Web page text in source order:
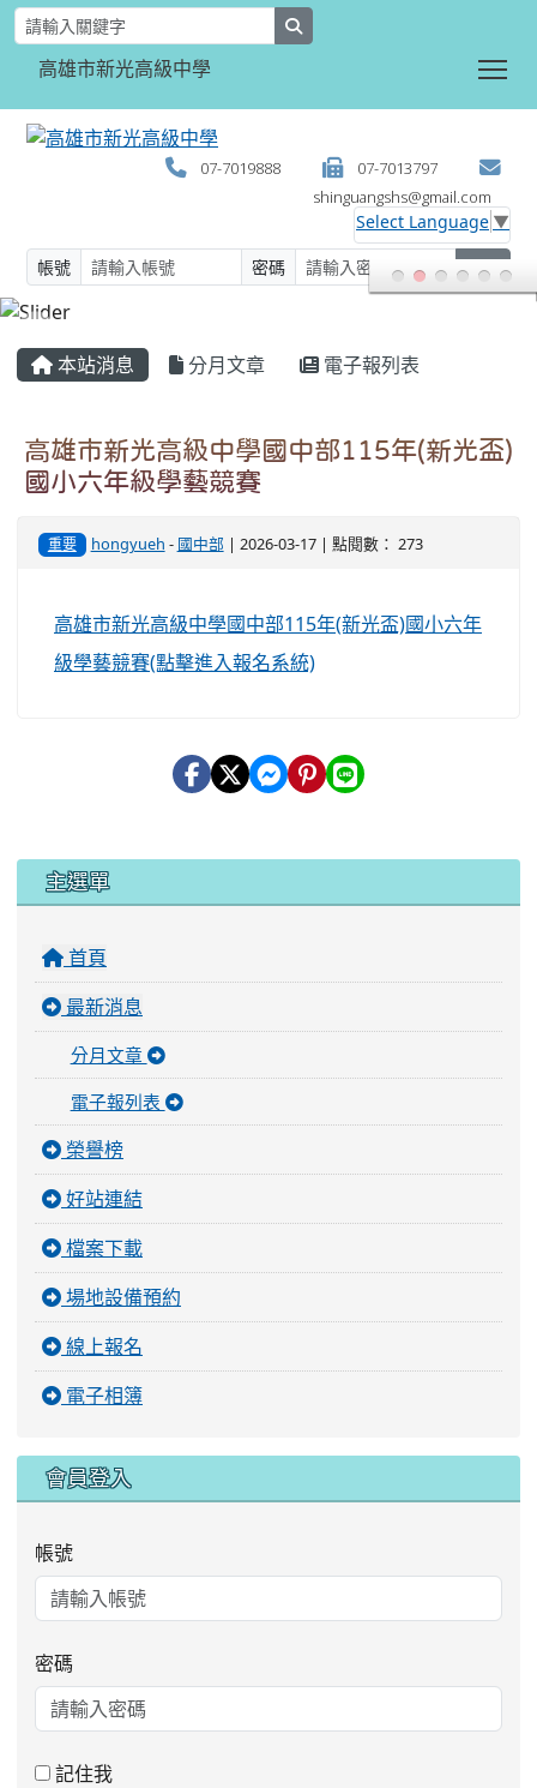
高雄市新光高級中學
07-7019888
07-7013797
shinguangshs@gmail.com
Select Language ▼
帳號
密碼 登入
本站消息 分月文章 電子報列表
高雄市新光高級中學國中部115年(新光盃)
國小六年級學藝競賽
重要 hongyueh - 國中部 | 2026-03-17 | 點閱數： 273
高雄市新光高級中學國中部115年(新光盃)國小六年
級學藝競賽(點擊進入報名系統)
::: 主選單
首頁
最新消息
分月文章
電子報列表
榮譽榜
好站連結
檔案下載
場地設備預約
線上報名
電子相簿
會員登入
帳號
密碼
記住我